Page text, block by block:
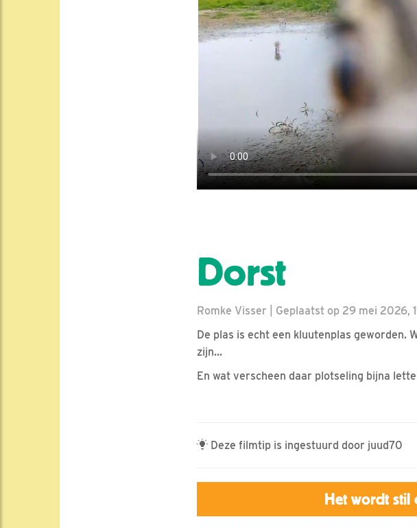
Dorst
Romke Visser | Geplaatst op 29 mei 2026,
De plas is echt een kluutenplas geworden.
zijn...
En wat verscheen daar plotseling bijna
Deze filmtip is ingestuurd door juud70
Het wordt stil